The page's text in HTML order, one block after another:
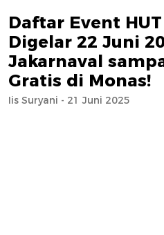
Daftar Event
Digelar 22 Juni
Jakarnaval
Gratis di Monas!
Iis Suryani - 21 Juni 2025